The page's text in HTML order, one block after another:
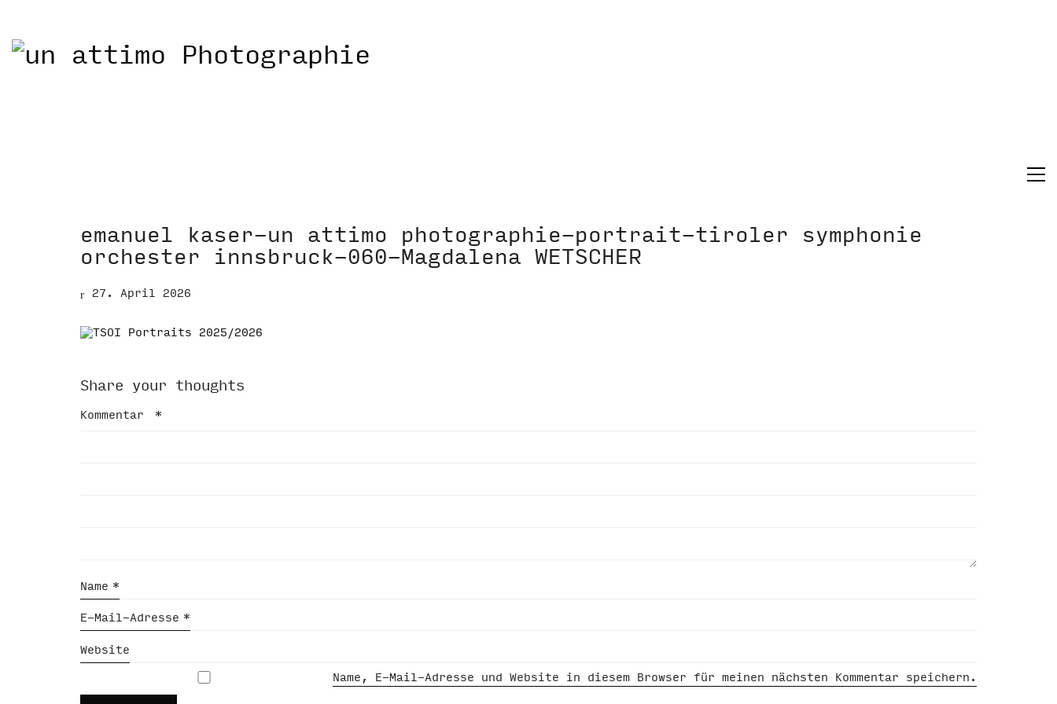
emanuel kaser-un attimo photographie-portrait-tiroler symphonie
orchester innsbruck-060-Magdalena WETSCHER
27. April 2026
Share your thoughts
Kommentar *
Name *
E-Mail-Adresse *
Website
Name, E-Mail-Adresse und Website in diesem Browser für meinen nächsten Kommentar speichern.